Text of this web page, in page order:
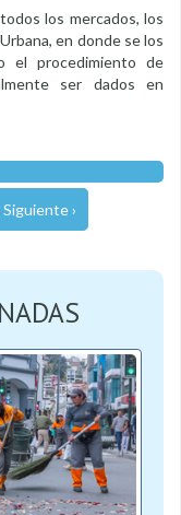
los mercados, los
en donde se los
el procedimiento de
ser dados en
›